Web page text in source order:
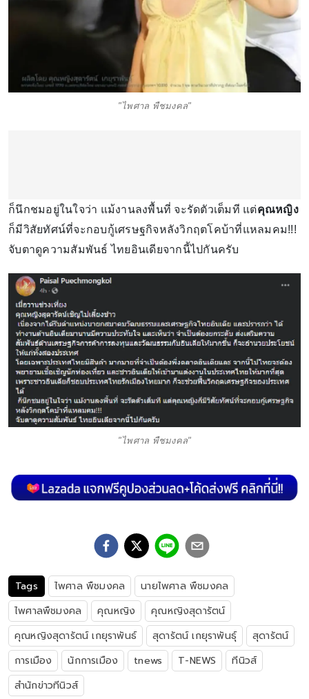
"ไพศาล พืชมงคล"
ก็นึกชมอยู่ในใจว่า แม้งานลงพื้นที่ จะรัดตัวเต็มที แต่คุณหญิง
ก็มีวิสัยทัศน์ที่จะกอบกู้เศรษฐกิจหลังวิกฤตโคบ้าที่แหลมคม!!!
จับตาดูความสัมพันธ์ ไทยอินเดียจากนี้ไปกันครับ
"ไพศาล พืชมงคล"
Tags ไพศาล พืชมงคล
นายไพศาล พืชมงคล
ไพศาลพืชมงคล
คุณหญิง
คุณหญิงสุดารัตน์
คุณหญิงสุดารัตน์ เกยุราพันธ์
สุดารัตน์ เกยุราพันธุ์
สุดารัตน์
การเมือง
นักการเมือง tnews T-NEWS
ทีนิวส์
สำนักข่าวทีนิวส์